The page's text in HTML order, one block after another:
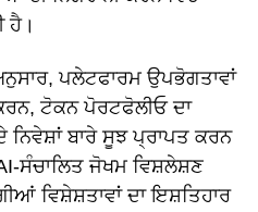
ਹੈ।
ਪਲੇਟਫਾਰਮ ਉਪਭੋਗਤਾਵਾਂ
ਟੋਕਨ ਪੋਰਟਫੋਲੀਓ ਦਾ
ਬਾਰੇ ਸੂਝ ਪ੍ਰਾਪਤ ਕਰਨ
ਸੰਚਾਲਿਤ ਜੋਖਮ ਵਿਸ਼ਲੇਸ਼ਣ
ਵਿਸ਼ੇਸ਼ਤਾਵਾਂ ਦਾ ਇਸ਼ਤਿਹਾਰ